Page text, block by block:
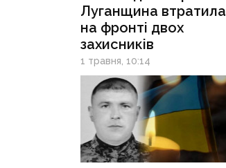
Луганщина втратила
на фронті двох
захисників
1 травня, 10:14